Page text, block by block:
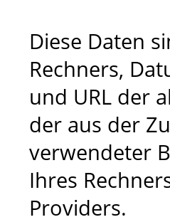
Diese Daten
Rechners,
und URL der
der aus der
verwendeter
Ihres
Providers.